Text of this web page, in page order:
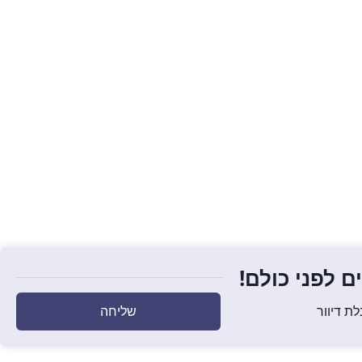
לפני כולם!
דיוור שליחה